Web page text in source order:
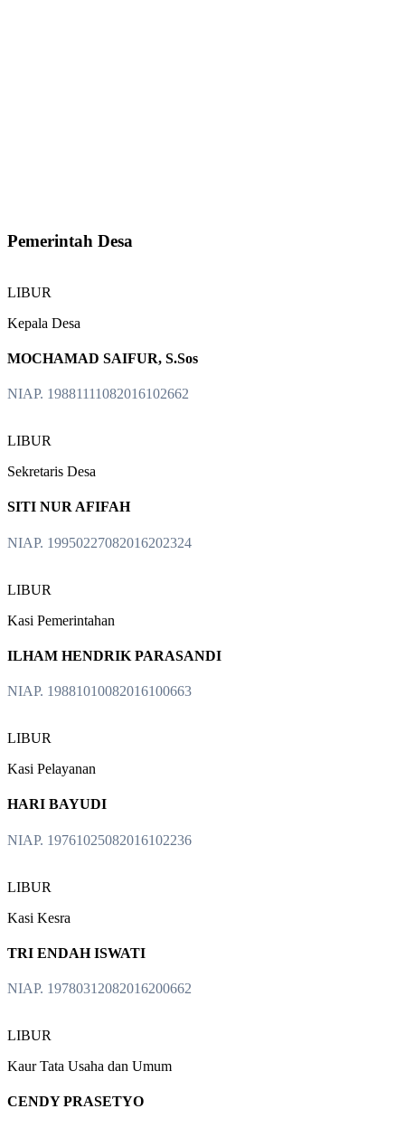
Pemerintah Desa
LIBUR
Kepala Desa
MOCHAMAD SAIFUR, S.Sos
NIAP. 19881111082016102662
LIBUR
Sekretaris Desa
SITI NUR AFIFAH
NIAP. 19950227082016202324
LIBUR
Kasi Pemerintahan
ILHAM HENDRIK PARASANDI
NIAP. 19881010082016100663
LIBUR
Kasi Pelayanan
HARI BAYUDI
NIAP. 19761025082016102236
LIBUR
Kasi Kesra
TRI ENDAH ISWATI
NIAP. 19780312082016200662
LIBUR
Kaur Tata Usaha dan Umum
CENDY PRASETYO